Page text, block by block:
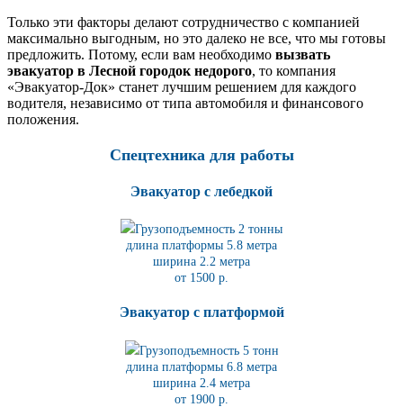
Только эти факторы делают сотрудничество с компанией
максимально выгодным, но это далеко не все, что мы готовы
предложить. Потому, если вам необходимо вызвать
эвакуатор в Лесной городок недорого, то компания
«Эвакуатор-Док» станет лучшим решением для каждого
водителя, независимо от типа автомобиля и финансового
положения.
Спецтехника для работы
Эвакуатор с лебедкой
Грузоподъемность 2 тонны
длина платформы 5.8 метра
ширина 2.2 метра
от 1500 р.
Эвакуатор с платформой
Грузоподъемность 5 тонн
длина платформы 6.8 метра
ширина 2.4 метра
от 1900 р.